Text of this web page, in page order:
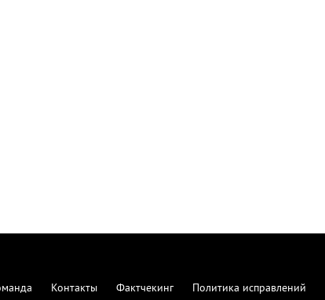
Контакты Фактчекинг Политика исправлений